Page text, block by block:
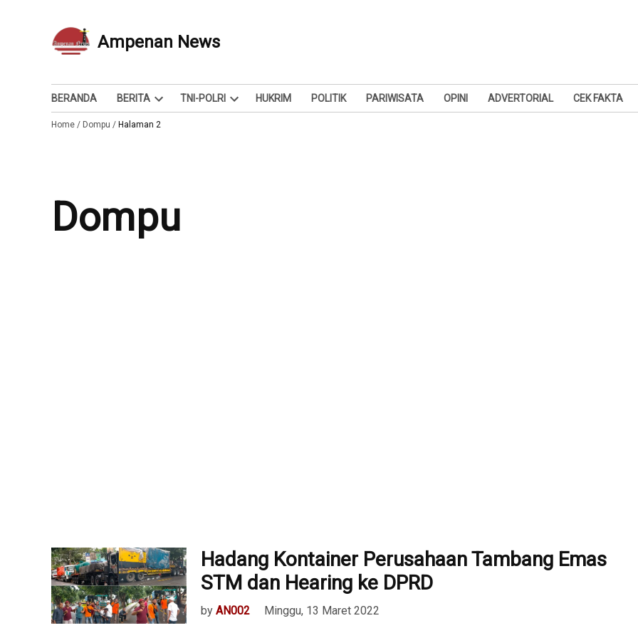
Ampenan News
Berita dan Info
BERANDA BERITA
Open
dropdown
TNI-POLRI
Open
HUKRIM POLITIK PARIWISATA OPINI ADVERTORIAL CEK FAKTA
Home / Dompu / Halaman 2
Dompu
Hadang Kontainer Perusahaan Tambang Emas
STM dan Hearing ke DPRD
by AN002 Minggu, 13 Maret 2022